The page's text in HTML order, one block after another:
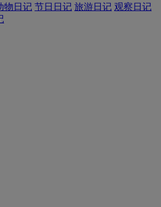
物日记 节日日记 旅游日记 观察日记